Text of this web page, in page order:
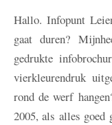
Hallo. Infopunt
gaat duren?
gedrukte
vierkleurendruk
rond de werf
2005, als alles goed